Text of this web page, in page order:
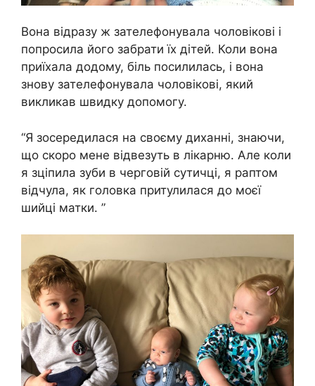
Вона відразу ж зателефонувала чоловікові і
попросила його забрати їх дітей. Коли вона
приїхала додому, біль посилилась, і вона
знову зателефонувала чоловікові, який
викликав швидку допомогу.
“Я зосередилася на своєму диханні, знаючи,
що скоро мене відвезуть в лікарню. Але коли
я зціпила зуби в черговій сутичці, я раптом
відчула, як головка притулилася до моєї
шийці матки. ”